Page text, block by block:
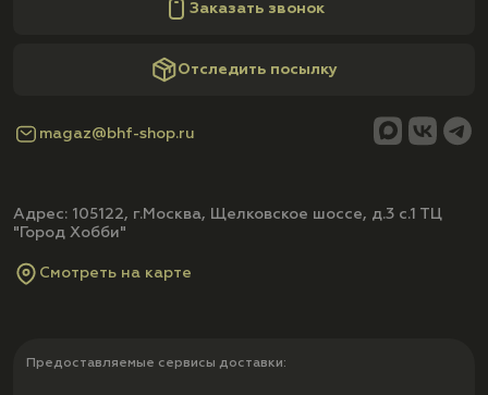
Заказать звонок
Отследить посылку
magaz@bhf-shop.ru
Адрес: 105122, г.Москва, Щелковское шоссе, д.3 с.1 ТЦ
"Город Хобби"
Смотреть на карте
Предоставляемые сервисы доставки: